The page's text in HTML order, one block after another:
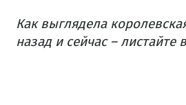
Как выглядела
назад и сейчас – листайте